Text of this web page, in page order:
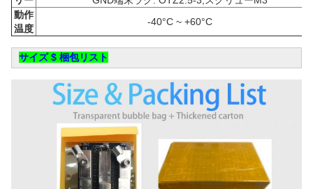
動作
温度
-40°C ~ +60°C
サイズ $ 梱包リスト